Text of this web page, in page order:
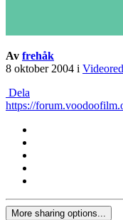
Av frehåk
8 oktober 2004 i
Dela
https://
More sharing options...